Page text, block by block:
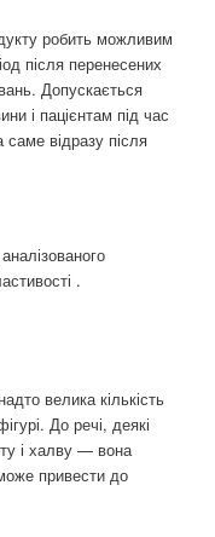
робить можливим
після перенесених
Допускається
і пацієнтам під час
саме відразу після
.
велика кількість
До речі, деякі
і халву — вона
привести до